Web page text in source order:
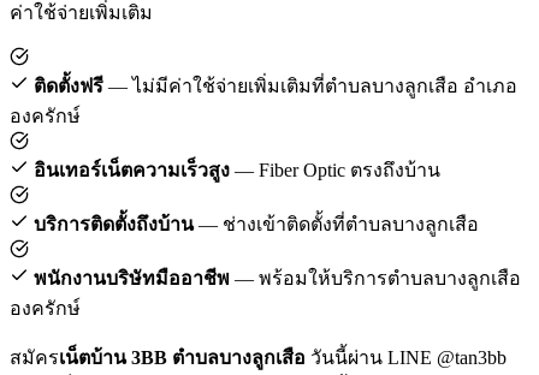
ค่าใช้จ่ายเพิ่มเติม
ติดตั้งฟรี — ไม่มีค่าใช้จ่ายเพิ่มเติมที่ตำบลบางลูกเสือ อำเภอ
องครักษ์
อินเทอร์เน็ตความเร็วสูง — Fiber Optic ตรงถึงบ้าน
บริการติดตั้งถึงบ้าน— ช่างเข้าติดตั้งที่ตำบลบางลูกเสือ
พนักงานบริษัทมืออาชีพ — พร้อมให้บริการตำบลบางลูกเสือ
องครักษ์
สมัครเน็ตบ้าน 3BB ตำบลบางลูกเสือ วันนี้ผ่าน LINE @tan3bb